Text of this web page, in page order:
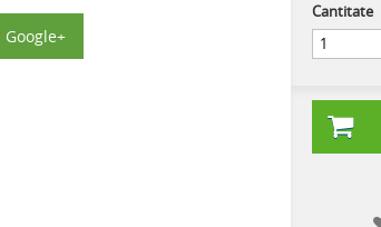
Google+
Cantitate